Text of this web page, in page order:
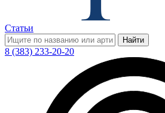
Статьи
Найти
8 (383) 233-20-20